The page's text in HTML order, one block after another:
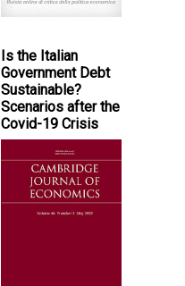
Is the Italian
Government Debt
Sustainable?
Scenarios after the
Covid-19 Crisis